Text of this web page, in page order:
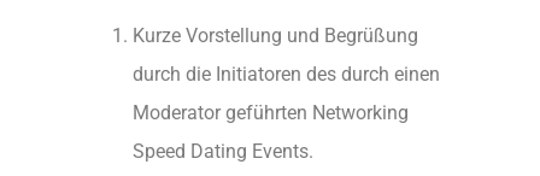
Kurze Vorstellung und Begrüßung
durch die Initiatoren des durch einen
Moderator geführten Networking
Speed Dating Events.